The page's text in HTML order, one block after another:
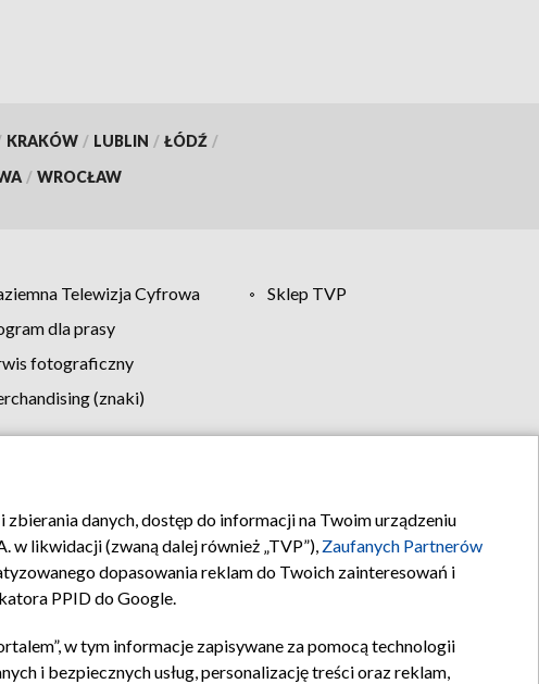
KRAKÓW / LUBLIN / ŁÓDŹ /
/ WROCŁAW
Telewizja Cyfrowa
Sklep TVP
dla prasy
fotograficzny
(znaki)
reklamy Kontakt
danych, dostęp do informacji na Twoim urządzeniu
w likwidacji (zwaną dalej również „TVP”), Zaufanych Partnerów
dopasowania reklam do Twoich zainteresowań i
PPID do Google.
w tym informacje zapisywane za pomocą technologii
i bezpiecznych usług, personalizację treści oraz reklam,